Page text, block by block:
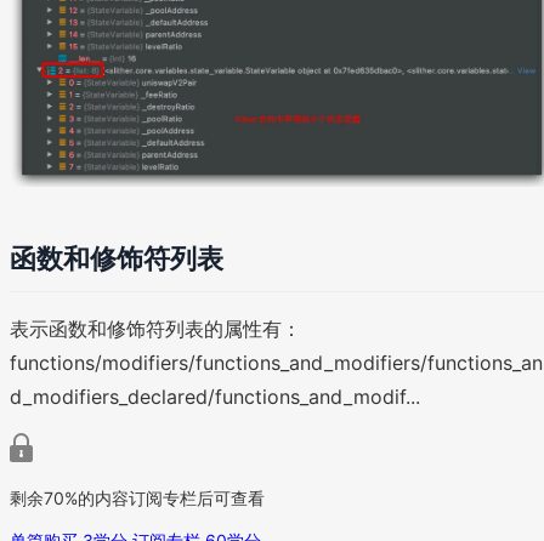
函数和修饰符列表
表示函数和修饰符列表的属性有：
functions/modifiers/functions_and_modifiers/functions_an
d_modifiers_declared/functions_and_modif...
剩余70%的内容订阅专栏后可查看